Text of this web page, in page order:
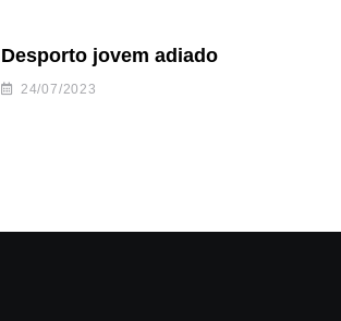
Desporto jovem adiado
24/07/2023